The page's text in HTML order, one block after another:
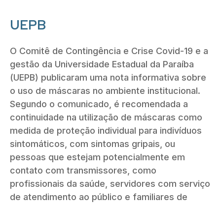
UEPB
O Comitê de Contingência e Crise Covid-19 e a
gestão da Universidade Estadual da Paraíba
(UEPB) publicaram uma nota informativa sobre
o uso de máscaras no ambiente institucional.
Segundo o comunicado, é recomendada a
continuidade na utilização de máscaras como
medida de proteção individual para indivíduos
sintomáticos, com sintomas gripais, ou
pessoas que estejam potencialmente em
contato com transmissores, como
profissionais da saúde, servidores com serviço
de atendimento ao público e familiares de